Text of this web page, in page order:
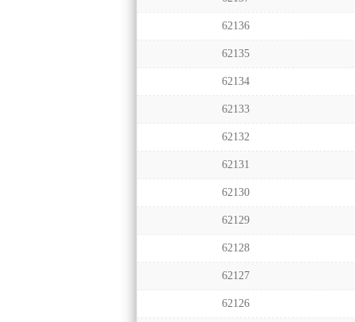
62136
62135
62134
62133
62132
62131
62130
62129
62128
62127
62126